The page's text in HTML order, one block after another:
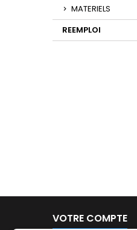
MATERIELS
REEMPLOI
VOTRE COMPTE